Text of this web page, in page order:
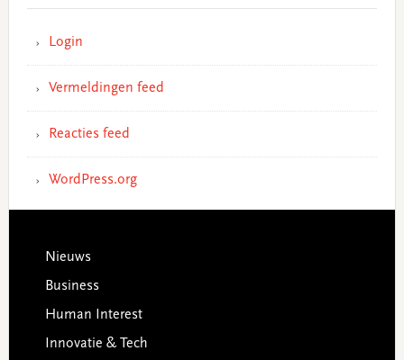
Login
Vermeldingen feed
Reacties feed
WordPress.org
Footer
Nieuws
Business
Human Interest
Innovatie & Tech